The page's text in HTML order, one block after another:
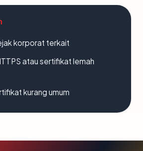
korporat terkait
atau sertifikat lemah
kurang umum